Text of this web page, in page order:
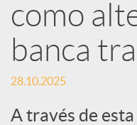
o
c
como
banca
28.10.2025
A través de